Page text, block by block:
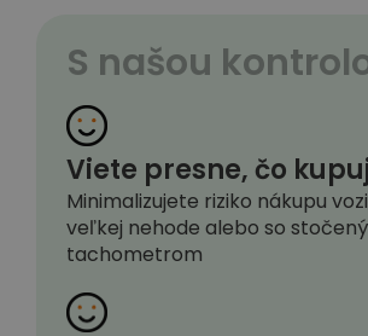
S našou
Viete presne, čo
Minimalizujete riziko nákupu
veľkej nehode alebo so
tachometrom